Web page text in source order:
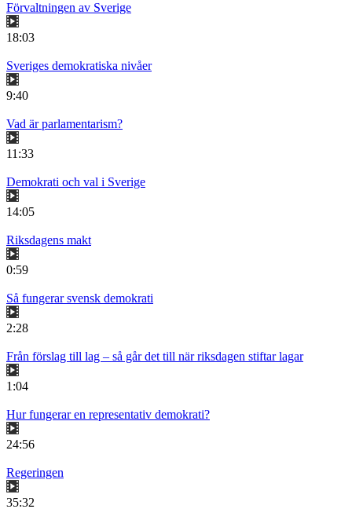
Förvaltningen av Sverige
18:03
Sveriges demokratiska nivåer
9:40
Vad är parlamentarism?
11:33
Demokrati och val i Sverige
14:05
Riksdagens makt
0:59
Så fungerar svensk demokrati
2:28
Från förslag till lag – så går det till när riksdagen stiftar lagar
1:04
Hur fungerar en representativ demokrati?
24:56
Regeringen
35:32